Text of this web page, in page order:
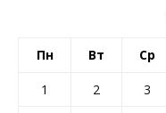
Пн Вт Ср
1 2 3